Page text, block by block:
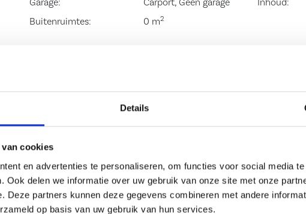
Details
van cookies
en advertenties te personaliseren, om functies voor social media
Ook delen we informatie over uw gebruik van onze site met onze
Deze partners kunnen deze gegevens combineren met andere
op basis van uw gebruik van hun services.
de
De
een extra
Garage: Carport, Geen garage Inhoud:
Buitenruimtes: 0 m2